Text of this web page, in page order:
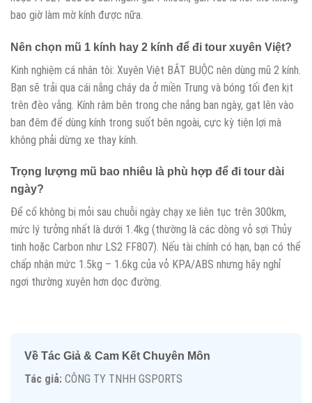
bao giờ làm mờ kính được nữa.
Nên chọn mũ 1 kính hay 2 kính để đi tour xuyên Việt?
Kinh nghiệm cá nhân tôi: Xuyên Việt BẮT BUỘC nên dùng mũ 2 kính.
Bạn sẽ trải qua cái nắng cháy da ở miền Trung và bóng tối đen kịt
trên đèo vắng. Kính râm bên trong che nắng ban ngày, gạt lên vào
ban đêm để dùng kính trong suốt bên ngoài, cực kỳ tiện lợi mà
không phải dừng xe thay kính.
Trọng lượng mũ bao nhiêu là phù hợp để đi tour dài
ngày?
Để cổ không bị mỏi sau chuỗi ngày chạy xe liên tục trên 300km,
mức lý tưởng nhất là dưới 1.4kg (thường là các dòng vỏ sợi Thủy
tinh hoặc Carbon như LS2 FF807). Nếu tài chính có hạn, bạn có thể
chấp nhận mức 1.5kg – 1.6kg của vỏ KPA/ABS nhưng hãy nghỉ
ngơi thường xuyên hơn dọc đường.
Về Tác Giả & Cam Kết Chuyên Môn
Tác giả: CÔNG TY TNHH GSPORTS